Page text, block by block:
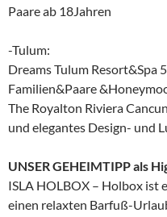
Paare ab 18Jahren
-Tulum:
Dreams Tulum Resort&Spa
Familien&Paare
The Royalton Riviera
und elegantes Design- und
UNSER GEHEIMTIPP als
ISLA HOLBOX – Holbox ist
einen relaxten Barfuß-